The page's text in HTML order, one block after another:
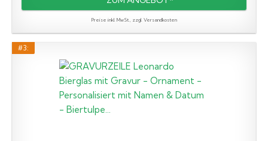
Preise inkl. MwSt., zzgl. Versandkosten
#3: